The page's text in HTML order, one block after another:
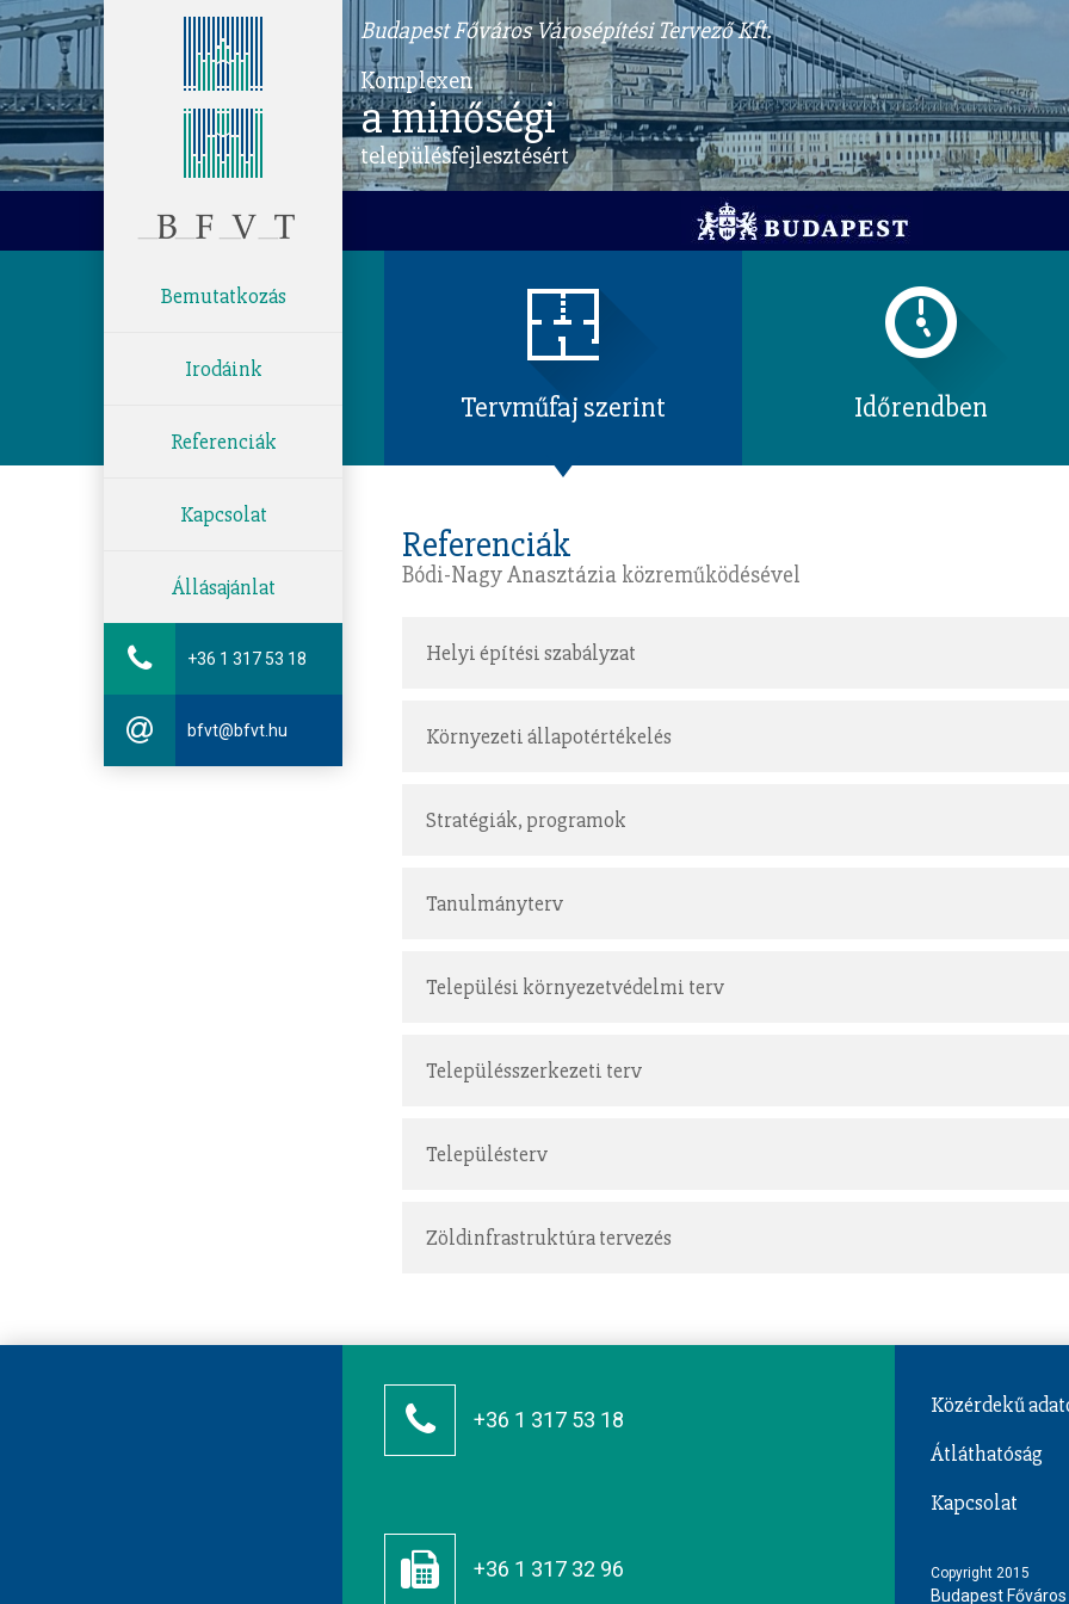
Budapest Főváros Városépítési Tervező Kft.
Komplexen
a minőségi
településfejlesztésért
Bemutatkozás
Irodáink
Referenciák
Kapcsolat
Állásajánlat
+36 1 317 53 18
bfvt@bfvt.hu
Tervműfaj szerint Időrendben
Referenciák
Bódi-Nagy Anasztázia közreműködésével
Helyi építési szabályzat
Környezeti állapotértékelés
Stratégiák, programok
Tanulmányterv
Települési környezetvédelmi terv
Településszerkezeti terv
Településterv
Zöldinfrastruktúra tervezés
+36 1 317 53 18
+36 1 317 32 96
Közérdekű
Átláthatóság
Kapcsolat
Copyright 2015
Budapest